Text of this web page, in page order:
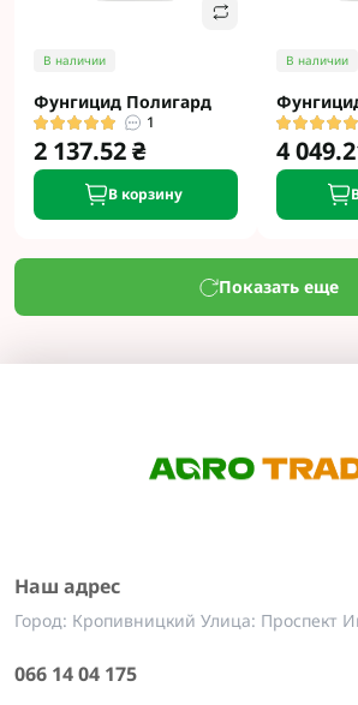
В наличии
Фунгицид Полигард
1
2 137.52 ₴
В корзину
В наличии
4
Показать еще
Наш адрес
Город: Кропивницкий Улица: Проспект
066 14 04 175